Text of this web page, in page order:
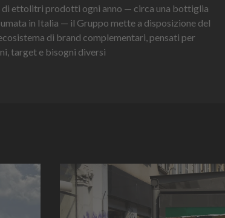
di ettolitri prodotti ogni anno — circa una bottiglia
in Italia — il Gruppo mette a disposizione del
di brand complementari, pensati per
target e bisogni diversi